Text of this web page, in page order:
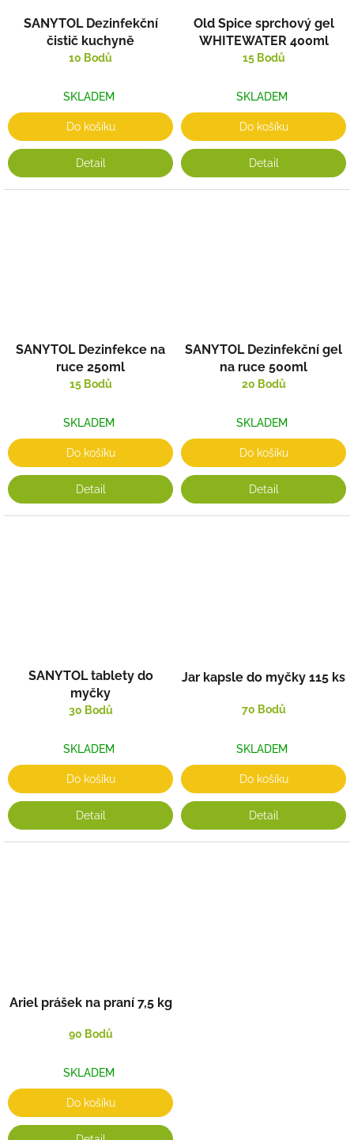
SANYTOL Dezinfekční
čistič kuchyně
10 Bodů
SKLADEM
Do košíku
Detail
Old Spice sprchový gel
WHITEWATER 400ml
15 Bodů
SKLADEM
Do košíku
Detail
SANYTOL Dezinfekce na
ruce 250ml
15 Bodů
SKLADEM
Do košíku
Detail
SANYTOL Dezinfekční gel
na ruce 500ml
20 Bodů
SKLADEM
Do košíku
Detail
SANYTOL tablety do
myčky
30 Bodů
SKLADEM
Do košíku
Detail
Jar kapsle do myčky 115 ks
70 Bodů
SKLADEM
Do košíku
Detail
Ariel prášek na praní 7,5 kg
90 Bodů
SKLADEM
Do košíku